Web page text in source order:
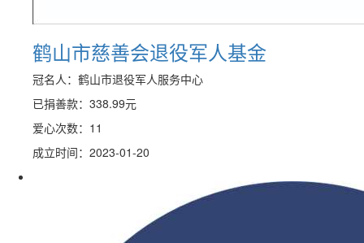
鹤山市慈善会退役军人基金
冠名人：鹤山市退役军人服务中心
已捐善款： 338.99元
爱心次数：11
成立时间：2023-01-20